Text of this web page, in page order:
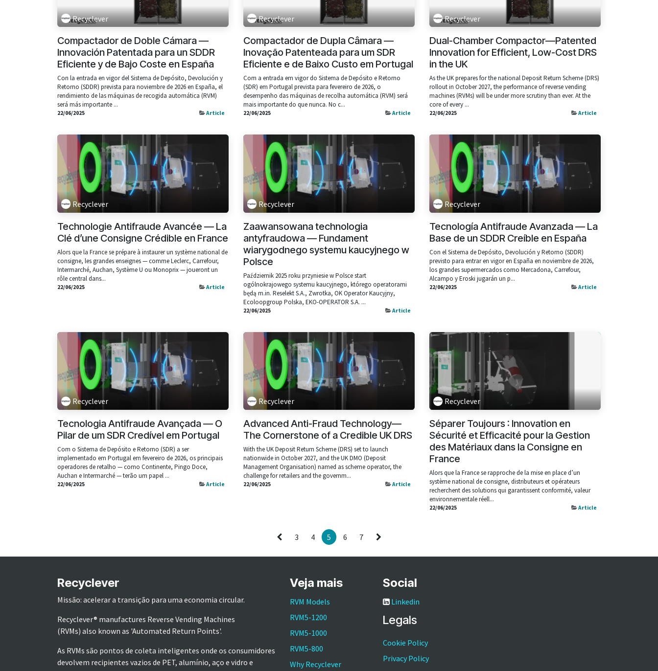
Recyclever
Compactador de Doble Cámara —
Innovación Patentada para un SDDR
Eficiente y de Bajo Coste en España
Con la entrada en vigor del Sistema de Depósito, Devolución y
Retorno (SDDR) prevista para noviembre de 2026 en España, el
rendimiento de las máquinas de recogida automática (RVM)
será más importante ...
22/06/2025 Article
Recyclever
Compactador de Dupla Câmara —
Inovação Patenteada para um SDR
Eficiente e de Baixo Custo em Portugal
Com a entrada em vigor do Sistema de Depósito e Retorno
(SDR) em Portugal prevista para fevereiro de 2026, o
desempenho das máquinas de recolha automática (RVM) será
mais importante do que nunca. No c...
22/06/2025 Article
Recyclever
Dual-Chamber Compactor—Patented
Innovation for Efficient, Low-Cost DRS
in the UK
As the UK prepares for the national Deposit Return Scheme (DRS)
rollout in October 2027, the performance of reverse vending
machines (RVMs) will be under more scrutiny than ever. At the
core of every ...
22/06/2025 Article
Recyclever
Technologie Antifraude Avancée — La
Clé d’une Consigne Crédible en France
Alors que la France se prépare à instaurer un système national de
consigne, les grandes enseignes — comme Leclerc, Carrefour,
Intermarché, Auchan, Système U ou Monoprix — joueront un
rôle central dans...
22/06/2025 Article
Recyclever
Zaawansowana technologia
antyfraudowa — Fundament
wiarygodnego systemu kaucyjnego w
Polsce
Październik 2025 roku przyniesie w Polsce start
ogólnokrajowego systemu kaucyjnego, którego operatorami
będą m.in. Reselekt S.A., Zwrotka, OK Operator Kaucyjny,
Ecoloopgroup Polska, EKO-OPERATOR S.A. ...
22/06/2025 Article
Recyclever
Tecnología Antifraude Avanzada — La
Base de un SDDR Creíble en España
Con el Sistema de Depósito, Devolución y Retorno (SDDR)
previsto para entrar en vigor en España en noviembre de 2026,
los grandes supermercados como Mercadona, Carrefour,
Alcampo y Eroski jugarán un p...
22/06/2025 Article
Recyclever
Tecnologia Antifraude Avançada — O
Pilar de um SDR Credível em Portugal
Com o Sistema de Depósito e Retorno (SDR) a ser
implementado em Portugal em fevereiro de 2026, os principais
operadores de retalho — como Continente, Pingo Doce,
Auchan e Intermarché — terão um papel ...
22/06/2025 Article
Recyclever
Advanced Anti-Fraud Technology—
The Cornerstone of a Credible UK DRS
With the UK Deposit Return Scheme (DRS) set to launch
nationwide in October 2027, and the UK DMO (Deposit
Management Organisation) named as scheme operator, the
challenge for retailers and the governm...
22/06/2025 Article
Recyclever
Séparer Toujours : Innovation en
Sécurité et Efficacité pour la Gestion
des Matériaux dans la Consigne en
France
Alors que la France se rapproche de la mise en place d’un
système national de consigne, distributeurs et opérateurs
recherchent des solutions qui garantissent conformité, valeur
environnementale réell...
22/06/2025 Article
3 4 5 6 7
Recyclever
Missão: acelerar a transição para uma economia circular.
Recyclever® manufactures Reverse Vending Machines
(RVMs) also known as 'Automated Return Points'.
As RVMs são pontos de coleta inteligentes onde os consumidores
devolvem recipientes vazios de PET, alumínio, aço e vidro e
Veja mais
RVM Models
RVM5-1200
RVM5-1000
RVM5-800
Why Recyclever
Social
Linkedin
Legals
Cookie Policy
Privacy Policy